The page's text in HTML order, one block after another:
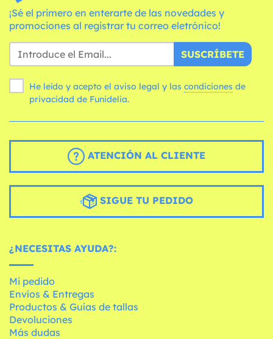
¡Sé el primero en enterarte de las novedades y
promociones al registrar tu correo eletrónico!
SUSCRÍBETE
He leído y acepto el aviso legal y las condiciones
privacidad de Funidelia.
ATENCIÓN AL CLIENTE
SIGUE TU PEDIDO
¿NECESITAS AYUDA?:
Mi pedido
Envíos & Entregas
Productos & Guías de tallas
Devoluciones
Más dudas